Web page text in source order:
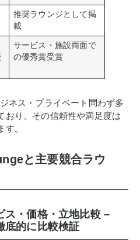
推奨ラウンジとして掲
載
サービス・施設両面で
の優秀賞受賞
ネス・プライベート問わず多
おり、その信頼性や満足度は
。
と主要競合ラウ
ス・価格・立地比較 –
底的に比較検証